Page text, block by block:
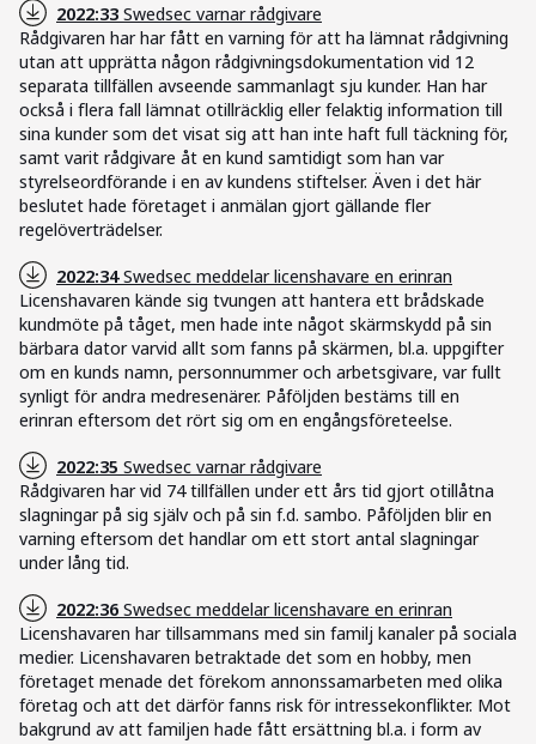
2022:33 Swedsec varnar rådgivare
Rådgivaren har har fått en varning för att ha lämnat rådgivning
utan att upprätta någon rådgivningsdokumentation vid 12
separata tillfällen avseende sammanlagt sju kunder. Han har
också i flera fall lämnat otillräcklig eller felaktig information till
sina kunder som det visat sig att han inte haft full täckning för,
samt varit rådgivare åt en kund samtidigt som han var
styrelseordförande i en av kundens stiftelser. Även i det här
beslutet hade företaget i anmälan gjort gällande fler
regelöverträdelser.
2022:34Swedsec meddelar licenshavare en erinran
Licenshavaren kände sig tvungen att hantera ett brådskade
kundmöte på tåget, men hade inte något skärmskydd på sin
bärbara dator varvid allt som fanns på skärmen, bl.a. uppgifter
om en kunds namn, personnummer och arbetsgivare, var fullt
synligt för andra medresenärer. Påföljden bestäms till en
erinran eftersom det rört sig om en engångsföreteelse.
2022:35 Swedsec varnar rådgivare
Rådgivaren har vid 74 tillfällen under ett års tid gjort otillåtna
slagningar på sig själv och på sin f.d. sambo. Påföljden blir en
varning eftersom det handlar om ett stort antal slagningar
under lång tid.
2022:36 Swedsec meddelar licenshavare en erinran
Licenshavaren har tillsammans med sin familj kanaler på sociala
medier. Licenshavaren betraktade det som en hobby, men
företaget menade det förekom annonssamarbeten med olika
företag och att det därför fanns risk för intressekonflikter. Mot
bakgrund av att familjen hade fått ersättning bl.a. i form av